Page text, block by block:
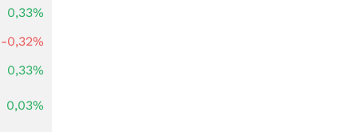
0,33%
-0,32%
0,33%
0,03%